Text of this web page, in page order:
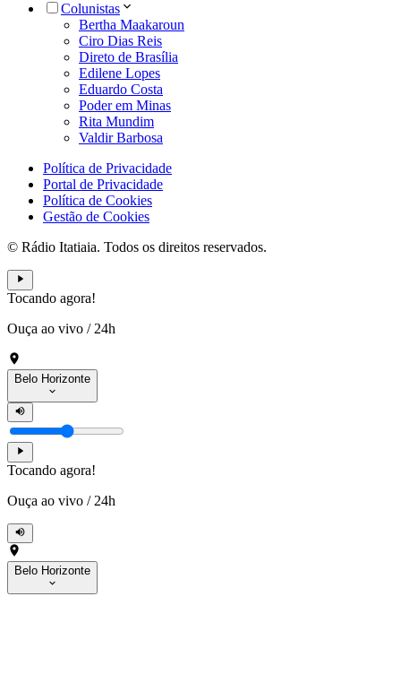
Colunistas
Bertha Maakaroun
Ciro Dias Reis
Direto de Brasília
Edilene Lopes
Eduardo Costa
Poder em Minas
Rita Mundim
Valdir Barbosa
Política de Privacidade
Portal de Privacidade
Política de Cookies
Gestão de Cookies
© Rádio Itatiaia. Todos os direitos reservados.
Tocando agora!
Ouça ao vivo / 24h
Belo Horizonte
Tocando agora!
Ouça ao vivo / 24h
Belo Horizonte